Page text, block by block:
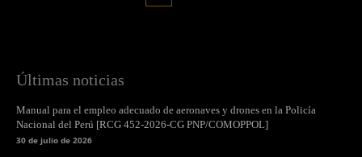
Últimas noticias
Manual para el empleo adecuado de aeronaves y drones en la Policía
Nacional del Perú [RCG 452-2026-CG PNP/COMOPPOL]
30 de julio de 2026